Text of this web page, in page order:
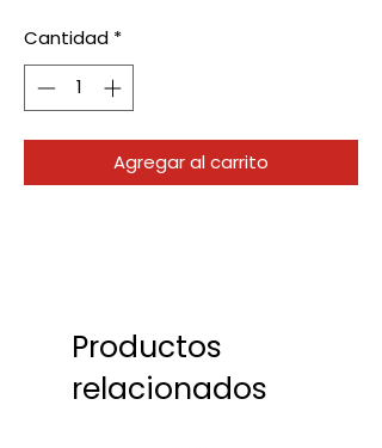
Cantidad *
Agregar al carrito
Productos
relacionados